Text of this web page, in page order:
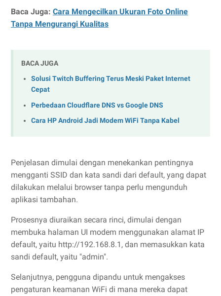
Baca Juga: Cara Mengecilkan Ukuran Foto Online
Tanpa Mengurangi Kualitas
BACA JUGA
Solusi Twitch Buffering Terus Meski Paket Internet
Cepat
Perbedaan Cloudflare DNS vs Google DNS
Cara HP Android Jadi Modem WiFi Tanpa Kabel
Penjelasan dimulai dengan menekankan pentingnya
mengganti SSID dan kata sandi dari default, yang dapat
dilakukan melalui browser tanpa perlu mengunduh
aplikasi tambahan.
Prosesnya diuraikan secara rinci, dimulai dengan
membuka halaman UI modem menggunakan alamat IP
default, yaitu http://192.168.8.1, dan memasukkan kata
sandi default, yaitu "admin".
Selanjutnya, pengguna dipandu untuk mengakses
pengaturan keamanan WiFi di mana mereka dapat